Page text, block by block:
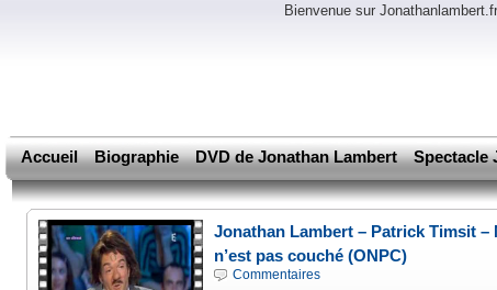
Bienvenue sur
Accueil Biographie DVD de Jonathan Lambert Spectacle
Jonathan Lambert – Patrick Timsit –
n’est pas couché (ONPC)
Commentaires